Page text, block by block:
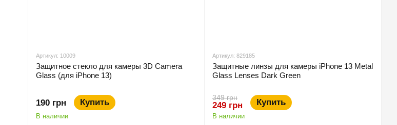
Артикул: 10009
Защитное стекло для камеры 3D Camera
Glass (для iPhone 13)
190 грн Купить
В наличии
Артикул: 829185
Защитные линзы для камеры iPhone 13 Metal
Glass Lenses Dark Green
349 грн
249 грн Купить
В наличии